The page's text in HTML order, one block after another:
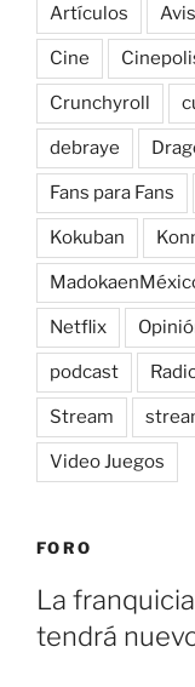
Artículos
Cine
Crunchyroll
debraye
Fans para Fans
Kokuban
Netflix
podcast
Stream
Video Juegos
FORO
La
tendrá